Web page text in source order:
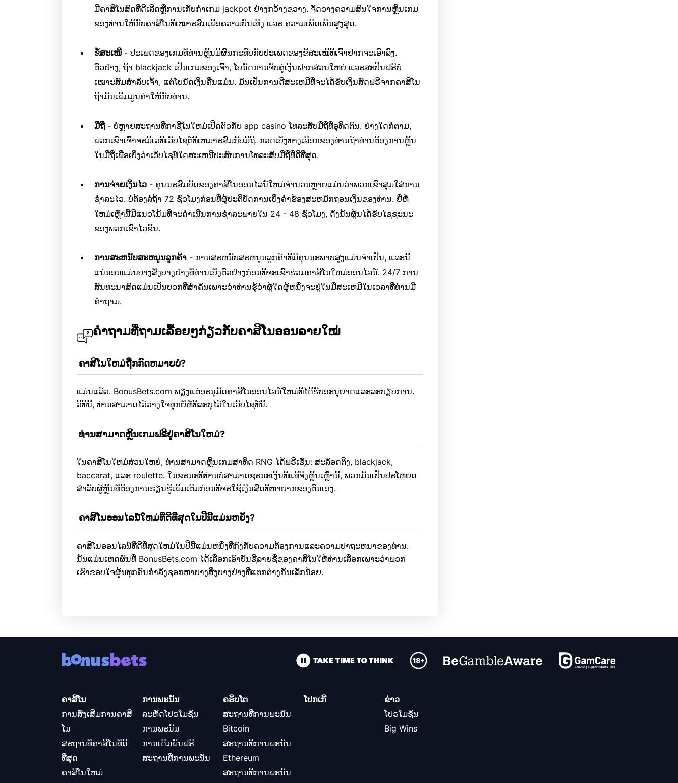
ມີຄາສິໂນສົດທີ່ດີເລີດຫຼືການເກັບກໍາເກມ jackpot ຢ່າງກວ້າງຂວາງ. ຈັດວາງຄວາມສົນໃຈການຫຼິ້ນເກມ
ຂອງທ່ານໃຫ້ກັບຄາສິໂນທີ່ເໝາະສົມເພື່ອຄວາມບັນເທີງ ແລະ ຄວາມເພີດເພີນສູງສຸດ.
ຂໍ້ສະເໜີ- ປະເພດຂອງເກມທີ່ທ່ານຫຼິ້ນມີຜົນກະທົບກັບປະເພດຂອງຂໍ້ສະເໜີທີ່ເຈົ້າຢາກຈະເອົາລົງ.
ຕົວຢ່າງ, ຖ້າ blackjack ເປັນເກມຂອງເຈົ້າ, ໂບນັດການຈັບຄູ່ເງິນຝາກສ່ວນໃຫຍ່ ແລະສະປິນຟຣີບໍ່
ເໝາະສົມສຳລັບເຈົ້າ, ແຕ່ໂບນັດເງິນຄືນແມ່ນ. ມັນເປັນການດີສະເຫມີທີ່ຈະໄດ້ຮັບເງິນສົດຟຣີຈາກຄາສິໂນ
ຖ້າມັນເພີ່ມມູນຄ່າໃຫ້ກັບທ່ານ.
ມືຖື- ບໍ່ຫຼາຍສະຖານທີ່ກາຊີໂນໃຫມ່ເປີດຕົວກັບ app casino ໂທລະສັບມືຖືທີ່ອຸທິດຕົນ. ຢ່າງໃດກໍຕາມ,
ພວກເຂົາເຈົ້າຈະມີເວທີເວັບໄຊຕ໌ທີ່ເຫມາະສົມກັບມືຖື. ກວດເບິ່ງທາງເລືອກຂອງທ່ານຖ້າທ່ານຕ້ອງການຫຼິ້ນ
ໃນມືຖືເພື່ອເບິ່ງວ່າເວັບໄຊທ໌ໃດສະເຫນີປະສົບການໂທລະສັບມືຖືທີ່ດີທີ່ສຸດ.
ການຈ່າຍເງິນໄວ - ຄຸນນະສົມບັດຂອງຄາສິໂນອອນໄລນ໌ໃຫມ່ຈໍານວນຫຼາຍແມ່ນວ່າພວກເຂົາສຸມໃສ່ການ
ຊໍາລະໄວ. ບໍ່​ຕ້ອງ​ລໍ​ຖ້າ 72 ຊົ່ວ​ໂມງ​ກ່ອນ​ທີ່​ຜູ້​ປະ​ຕິ​ບັດ​ການ​ເບິ່ງ​ຄໍາ​ຮ້ອງ​ສະ​ຫມັກ​ຖອນ​ເງິນ​ຂອງ​ທ່ານ. ຍີ່ຫໍ້
ໃຫມ່ເຫຼົ່ານີ້ມີແນວໂນ້ມທີ່ຈະດໍາເນີນການຊໍາລະພາຍໃນ 24 - 48 ຊົ່ວໂມງ, ດັ່ງນັ້ນຜູ້ນໄດ້ຮັບໄຊຊະນະ
ຂອງພວກເຂົາໄວຂຶ້ນ.
ການສະຫນັບສະຫນູນລູກຄ້າ - ການສະຫນັບສະຫນູນລູກຄ້າທີ່ມີຄຸນນະພາບສູງແມ່ນຈໍາເປັນ, ແລະນີ້
ແນ່ນອນແມ່ນບາງສິ່ງບາງຢ່າງທີ່ທ່ານເບິ່ງຕົວຢ່າງກ່ອນທີ່ຈະເຂົ້າຮ່ວມຄາສິໂນໃຫມ່ອອນໄລນ໌. 24/7 ການ
ສົນທະນາສົດແມ່ນເປັນບວກທີ່ສໍາຄັນເພາະວ່າທ່ານຮູ້ວ່າຜູ້ໃດຜູ້ຫນຶ່ງຈະຢູ່ໃນມືສະເຫມີໃນເວລາທີ່ທ່ານມີ
ຄໍາຖາມ.
ຄຳຖາມທີ່ຖາມເລື້ອຍໆກ່ຽວກັບຄາສິໂນອອນລາຍໃໝ່
ຄາສິໂນໃຫມ່ຖືກກົດຫມາຍບໍ?
ແມ່ນແລ້ວ. BonusBets.com ພຽງແຕ່ອະນຸມັດຄາສິໂນອອນໄລນ໌ໃຫມ່ທີ່ໄດ້ຮັບອະນຸຍາດແລະລະບຽບການ.
ວິທີນີ້, ທ່ານສາມາດໄວ້ວາງໃຈທຸກຍີ່ຫໍ້ທີ່ລະບຸໄວ້ໃນເວັບໄຊທ໌ນີ້.
ທ່ານສາມາດຫຼິ້ນເກມຟຣີຢູ່ຄາສິໂນໃຫມ່?
ໃນຄາສິໂນໃຫມ່ສ່ວນໃຫຍ່, ທ່ານສາມາດຫຼິ້ນເກມສາທິດ RNG ໄດ້ຟຣີເຊັ່ນ: ສະລັອດຕິງ, blackjack,
baccarat, ແລະ roulette. ໃນຂະນະທີ່ທ່ານບໍ່ສາມາດຊະນະເງິນທີ່ແທ້ຈິງຫຼີ້ນເຫຼົ່ານີ້, ພວກມັນເປັນປະໂຫຍດ
ສໍາລັບຜູ້ຫຼິ້ນທີ່ຕ້ອງການຮຽນຮູ້ເພີ່ມເຕີມກ່ອນທີ່ຈະໃຊ້ເງິນສົດທີ່ຫາຍາກຂອງຕົນເອງ.
ຄາສິໂນອອນໄລນ໌ໃຫມ່ທີ່ດີທີ່ສຸດໃນປີນີ້ແມ່ນຫຍັງ?
ຄາສິໂນອອນໄລນ໌ທີ່ດີທີ່ສຸດໃຫມ່ໃນປີນີ້ແມ່ນຫນຶ່ງທີ່ກົງກັບຄວາມຕ້ອງການແລະຄວາມປາຖະຫນາຂອງທ່ານ.
ນັ້ນແມ່ນເຫດຜົນທີ່ BonusBets.com ໄດ້ເລືອກເອົາບັນຊີລາຍຊື່ຂອງຄາສິໂນໃຫ້ທ່ານເລືອກເພາະວ່າພວກ
ເຮົາຂອບໃຈຜູ້ນທຸກຄົນກໍາລັງຊອກຫາບາງສິ່ງບາງຢ່າງທີ່ແຕກຕ່າງກັນເລັກນ້ອຍ.
ຄາສິໂນ
ການສົ່ງເສີມການຄາສິ
ໂນ
ສະຖານທີ່ຄາສິໂນທີ່ດີ
ທີ່ສຸດ
ຄາສິໂນໃຫມ່
ການພະນັນ
ລະຫັດໂປຣໂມຊັນ
ການພະນັນ
ການເດີມພັນຟຣີ
ສະຖານທີ່ການພະນັນ
ຄຣິບໂຕ
ສະຖານທີ່ການພະນັນ
Bitcoin
ສະຖານທີ່ການພະນັນ
Ethereum
ສະຖານທີ່ການພະນັນ
ໂປກເກີ
ຂ່າວ
ໂປຣໂມຊັນ
Big Wins